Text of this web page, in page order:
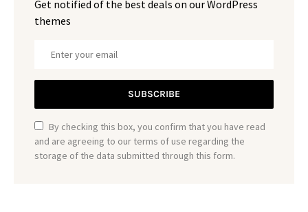
Get notified of the best deals on our WordPress
themes
SUBSCRIBE
By checking this box, you confirm that you have read
and are agreeing to our terms of use regarding the
storage of the data submitted through this form.